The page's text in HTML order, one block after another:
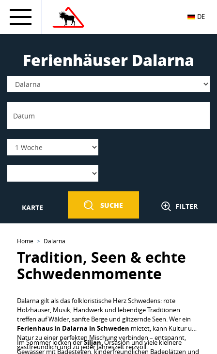
DE
Ferienhäuser Dalarna
KARTE SUCHE FILTER
Home Dalarna
Tradition, Seen & echte
Schwedenmomente
Dalarna gilt als das folkloristische Herz Schwedens: rote
Holzhäuser, Musik, Handwerk und lebendige Traditionen
treffen auf Wälder, sanfte Berge und glitzernde Seen. Wer ein
Ferienhaus in Dalarna in Schweden mietet, kann Kultur und
Natur zu einer perfekten Mischung verbinden – entspannt,
gastfreundlich und zu jeder Jahreszeit reizvoll.
Im Sommer locken derSiljan, Orsasjön und viele kleinere
Gewässer mit Badestegen, kinderfreundlichen Badeplätzen und